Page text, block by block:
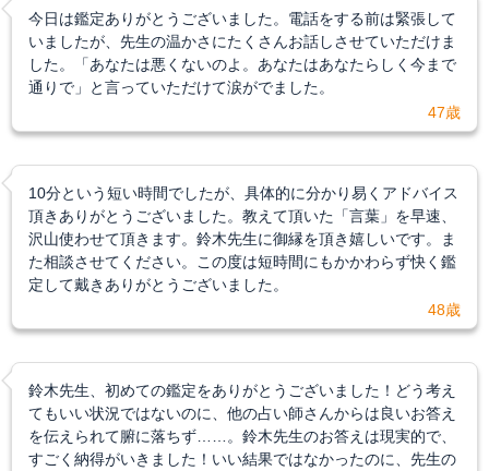
今日は鑑定ありがとうございました。電話をする前は緊張して
いましたが、先生の温かさにたくさんお話しさせていただけま
した。「あなたは悪くないのよ。あなたはあなたらしく今まで
通りで」と言っていただけて涙がでました。
47歳
10分という短い時間でしたが、具体的に分かり易くアドバイス
頂きありがとうございました。教えて頂いた「言葉」を早速、
沢山使わせて頂きます。鈴木先生に御縁を頂き嬉しいです。ま
た相談させてください。この度は短時間にもかかわらず快く鑑
定して戴きありがとうございました。
48歳
鈴木先生、初めての鑑定をありがとうございました！どう考え
てもいい状況ではないのに、他の占い師さんからは良いお答え
を伝えられて腑に落ちず……。鈴木先生のお答えは現実的で、
すごく納得がいきました！いい結果ではなかったのに、先生の